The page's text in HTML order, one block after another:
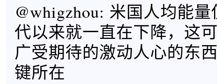
@whigzhou: 米国人均能
代以来就一直在下降，这
广受期待的激动人心的东
键所在